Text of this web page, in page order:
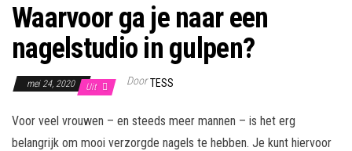
Waarvoor ga je naar een
nagelstudio in gulpen?
mei 24, 2020 Uit Door TESS
Voor veel vrouwen – en steeds meer mannen – is het erg
belangrijk om mooi verzorgde nagels te hebben. Je kunt hiervoor